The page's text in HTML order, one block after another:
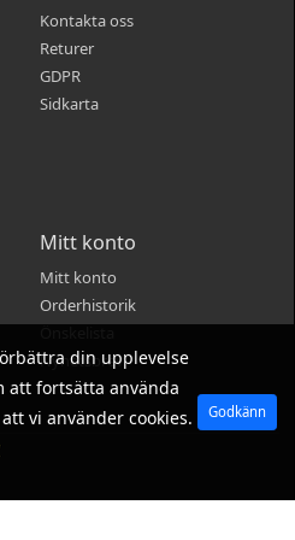
din upplevelse
att fortsätta använda
vi använder cookies.
Godkänn
Kontakta oss
Returer
GDPR
Sidkarta
Mitt konto
Mitt konto
Orderhistorik
Nyhetsbrev